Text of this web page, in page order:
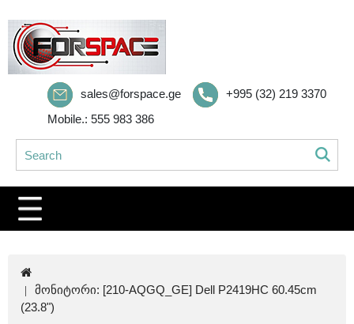
sales@forspace.ge
+995 (32) 219 3370
Mobile.: 555 983 386
მონიტორი: [210-AQGQ_GE] Dell P2419HC 60.45cm
(23.8")